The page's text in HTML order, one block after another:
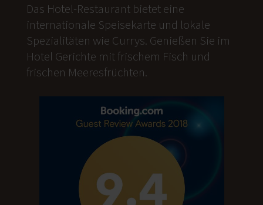
Das Hotel-Restaurant bietet eine
internationale Speisekarte und lokale
Spezialitäten wie Currys. Genießen Sie im
Hotel Gerichte mit frischem Fisch und
frischen Meeresfrüchten.